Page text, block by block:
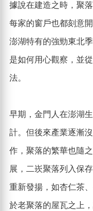
據說在建造之時，聚
每家的窗戶也都刻意
澎湖特有的強勁東北
是如何用心觀察，並
法。
早期，金門人在澎湖
計。但後來產業逐漸
作，聚落的繁華也隨
展，二崁聚落列入保
重新發揚，如杏仁茶
於老聚落的屋瓦之上